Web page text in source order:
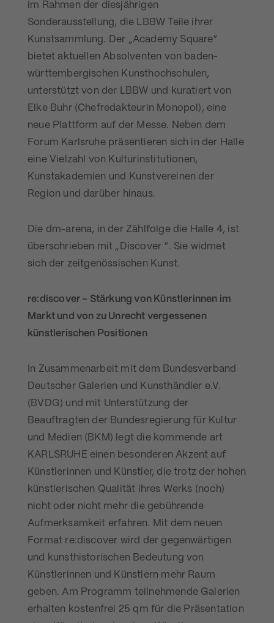
im Rahmen der diesjährigen
Sonderausstellung, die LBBW Teile ihrer
Kunstsammlung. Der „Academy Square“
bietet aktuellen Absolventen von baden-
württembergischen Kunsthochschulen,
unterstützt von der LBBW und kuratiert von
Elke Buhr (Chefredakteurin Monopol), eine
neue Plattform auf der Messe. Neben dem
Forum Karlsruhe präsentieren sich in der Halle
eine Vielzahl von Kulturinstitutionen,
Kunstakademien und Kunstvereinen der
Region und darüber hinaus.
Die dm-arena, in der Zählfolge die Halle 4, ist
überschrieben mit „Discover “. Sie widmet
sich der zeitgenössischen Kunst.
re:discover – Stärkung von Künstlerinnen im
Markt und von zu Unrecht vergessenen
künstlerischen Positionen
In Zusammenarbeit mit dem Bundesverband
Deutscher Galerien und Kunsthändler e.V.
(BVDG) und mit Unterstützung der
Beauftragten der Bundesregierung für Kultur
und Medien (BKM) legt die kommende art
KARLSRUHE einen besonderen Akzent auf
Künstlerinnen und Künstler, die trotz der hohen
künstlerischen Qualität ihres Werks (noch)
nicht oder nicht mehr die gebührende
Aufmerksamkeit erfahren. Mit dem neuen
Format re:discover wird der gegenwärtigen
und kunsthistorischen Bedeutung von
Künstlerinnen und Künstlern mehr Raum
geben. Am Programm teilnehmende Galerien
erhalten kostenfrei 25 qm für die Präsentation